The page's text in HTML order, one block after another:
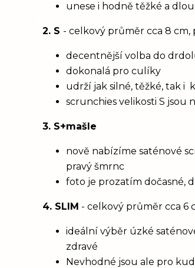
unese i hodně těžké a
2. S - celkový průměr cca 8 cm,
decentnější volba do
dokonalá pro culíky
udrží jak silné, těžké, tak i
scrunchies velikosti S jsou
3. S+mašle
nově nabízíme saténové
pravý šmrnc
foto je prozatím dočasné,
4. SLIM - celkový průměr cca 6
ideální výběr úzké
zdravé
Nevhodné jsou ale pro